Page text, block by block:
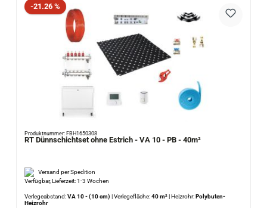
Rabatt
-21.26 %
Produktnummer: FBH1650308
RT Dünnschichtset ohne Estrich - VA 10 - PB - 40m²
Versand per Spedition
Verfügbar, Lieferzeit: 1-3 Wochen
Verlegeabstand:
VA 10 - (10 cm) |Verlegefläche:40 m²|Heizrohr:Polybuten-
Heizrohr